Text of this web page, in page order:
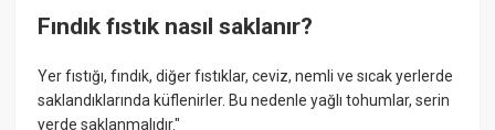
Fındık fıstık nasıl saklanır?
Yer fıstığı, fındık, diğer fıstıklar, ceviz, nemli ve sıcak yerlerde
saklandıklarında küflenirler. Bu nedenle yağlı tohumlar, serin
yerde saklanmalıdır."